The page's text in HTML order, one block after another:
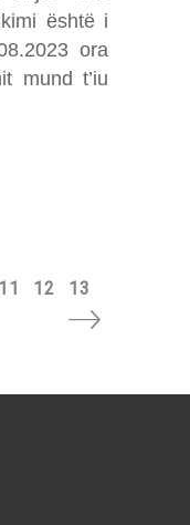
është i
ora
mund t’iu
11 12 13